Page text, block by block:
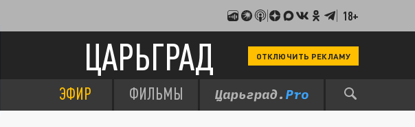
18+
ЦАРЬГРАД ОТКЛЮЧИТЬ РЕКЛАМУ
ЭФИР ФИЛЬМЫ